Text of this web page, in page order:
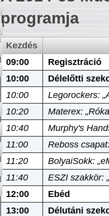
programja
Kezdés
09:00
Regisztráció
10:00
Délelőtti
10:00
Legorockers:
10:20
Materex:
10:40
Murphy's
11:00
Reboss
11:20
BolyaiSokk:
11:40
ESZI szakkör:
12:00
Ebéd
13:00
Délutáni